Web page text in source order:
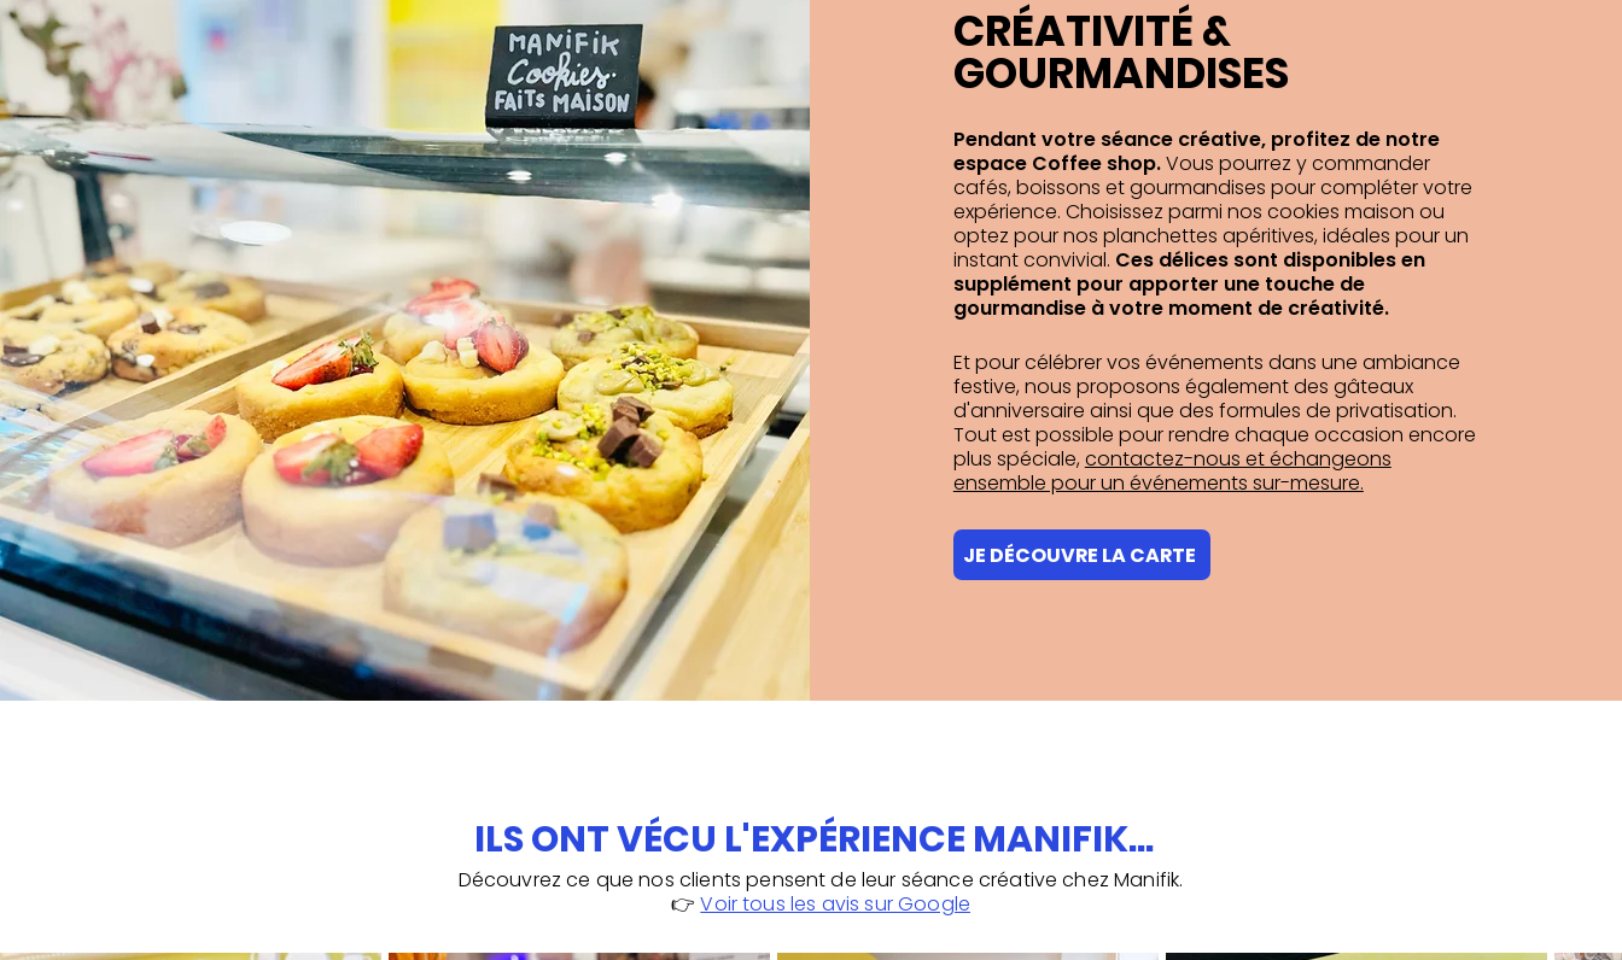
CRÉATIVITÉ &
GOURMANDISES
Pendant votre séance créative, profitez de notre
espace Coffee shop.Vous pourrez y commander
cafés, boissons et gourmandises pour compléter votre
expérience. Choisissez parmi nos cookies maison ou
optez pour nos planchettes apéritives, idéales pour un
instant convivial. Ces délices sont disponibles en
supplément pour apporter une touche de
gourmandise à votre moment de créativité.
Et pourcélébrer vos événements dans une ambiance
festive, nous proposons également des gâteaux
d'anniversaire ainsi que des formules de privatisation.
Tout est possible pour rendre chaque occasion encore
plus spéciale,contactez-nous et échangeons
ensemble pour un événements sur-mesure.
JE DÉCOUVRE LA CARTE
ILS ONT VÉCU L'EXPÉRIENCE MANIFIK...
Découvrez ce que nos clients pensent de leur séance créative chez Manifik.
👉Voir tous les avis sur Google